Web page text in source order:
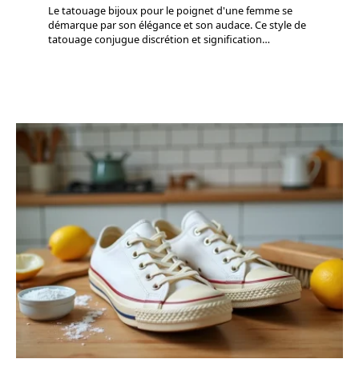
Le tatouage bijoux pour le poignet d'une femme se
démarque par son élégance et son audace. Ce style de
tatouage conjugue discrétion et signification…